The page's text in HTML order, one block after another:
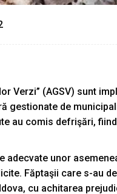
Verzi” (AGSV) sunt
de
au comis defrişări,
adecvate unor
Făptaşii care s-au
cu achitarea